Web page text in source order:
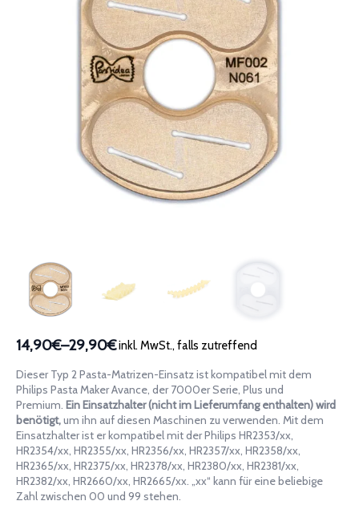
14,90€–29,90€
Preisspanne:
14,90€
bis
29,90€
inkl. MwSt., falls zutreffend
Dieser Typ 2 Pasta-Matrizen-Einsatz ist kompatibel mit dem
Philips Pasta Maker Avance, der 7000er Serie, Plus und
Premium. Ein Einsatzhalter (nicht im Lieferumfang enthalten) wird
benötigt,um ihn auf diesen Maschinen zu verwenden. Mit dem
Einsatzhalter ist er kompatibel mit der Philips HR2353/xx,
HR2354/xx, HR2355/xx, HR2356/xx, HR2357/xx, HR2358/xx,
HR2365/xx, HR2375/xx, HR2378/xx, HR2380/xx, HR2381/xx,
HR2382/xx, HR2660/xx, HR2665/xx. „xx“ kann für eine beliebige
Zahl zwischen 00 und 99 stehen.